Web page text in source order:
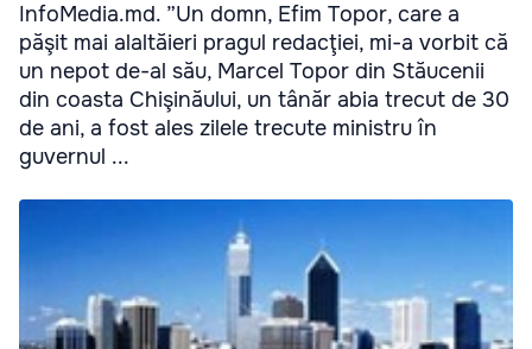
InfoMedia.md. ”Un domn, Efim Topor, care a
păşit mai alaltăieri pragul redacţiei, mi-a vorbit că
un nepot de-al său, Marcel Topor din Stăucenii
din coasta Chişinăului, un tânăr abia trecut de 30
de ani, a fost ales zilele trecute ministru în
guvernul ...